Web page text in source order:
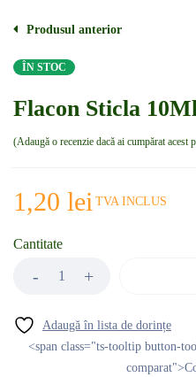
Produsul anterior
ÎN STOC
Flacon Sticla
Adaugă o recenzie dacă ai cumpărat acest
1,20 lei TVA INCLUS
Cantitate
<span class="ts-tooltip button-